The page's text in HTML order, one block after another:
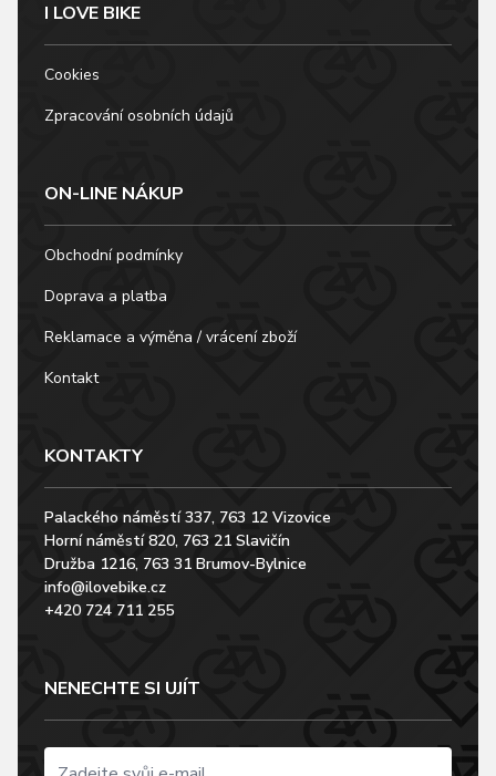
I LOVE BIKE
Cookies
Zpracování osobních údajů
ON-LINE NÁKUP
Obchodní podmínky
Doprava a platba
Reklamace a výměna / vrácení zboží
Kontakt
KONTAKTY
Palackého náměstí 337, 763 12 Vizovice
Horní náměstí 820, 763 21 Slavičín
Družba 1216, 763 31 Brumov-Bylnice
info@ilovebike.cz
+420 724 711 255
NENECHTE SI UJÍT